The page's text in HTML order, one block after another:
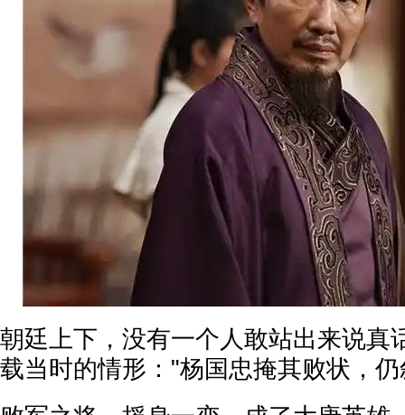
朝廷上下，没有一个人敢站出来说真
载当时的情形："杨国忠掩其败状，